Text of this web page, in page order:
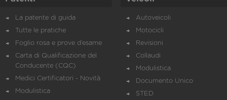
La patente di guida
Tutte le pratiche
Foglio rosa e prove d’esame
Carta di Qualificazione del
Conducente (CQC)
Medici Certificatori - Novità
Modulistica
Autoveicoli
Motocicli
Revisioni
Collaudi
Modulistica
Documento Unico
STED